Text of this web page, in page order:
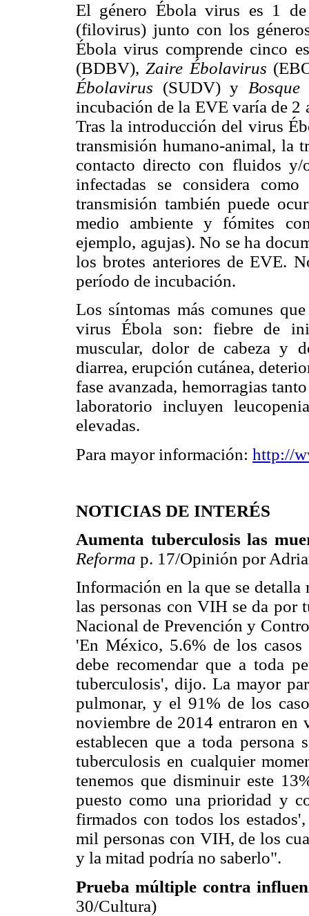
El género Ébola virus es 1
(filovirus) junto con los
Ébola virus comprende cinco
(BDBV),Zaire Ébolavirus
Ébolavirus (SUDV) y Bosque
incubación de la EVE varía de 2
Tras la introducción del virus
transmisión humano-animal, la
contacto directo con fluidos y/
infectadas se considera
transmisión también puede
medio ambiente y fómites
ejemplo, agujas). No se ha
los brotes anteriores de EVE.
período de incubación.
Los síntomas más comunes
virus Ébola son: fiebre de
muscular, dolor de cabeza y
diarrea, erupción cutánea,
fase avanzada, hemorragias
laboratorio incluyen
elevadas.
Para mayor información: http://
NOTICIAS DE INTERÉS
Aumenta tuberculosis las
Reforma p. 17/Opinión por
Información en la que se detalla
las personas con VIH se da por
Nacional de Prevención y
'En México, 5.6% de los
debe recomendar que a toda
tuberculosis', dijo. La mayor
pulmonar, y el 91% de los
noviembre de 2014 entraron
establecen que a toda
tuberculosis en cualquier
tenemos que disminuir este
puesto como una prioridad y
firmados con todos los
mil personas con VIH, de los
y la mitad podría no saberlo".
Prueba múltiple contra
30/Cultura)